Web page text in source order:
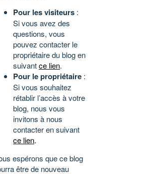
Pour les visiteurs :
Si vous avez des
questions, vous
pouvez contacter le
propriétaire du blog en
suivantce lien.
Pour le propriétaire :
Si vous souhaitez
rétablir l’accès à votre
blog, nous vous
invitons à nous
contacter en suivant
ce lien.
espérons que ce blog
être de nouveau